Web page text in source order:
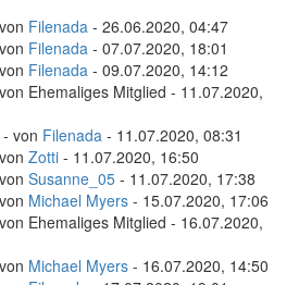
Filenada - 26.06.2020, 04:47
Filenada - 07.07.2020, 18:01
Filenada - 09.07.2020, 14:12
Ehemaliges Mitglied - 11.07.2020,
- von Filenada - 11.07.2020, 08:31
Zotti - 11.07.2020, 16:50
Susanne_05 - 11.07.2020, 17:38
Michael Myers - 15.07.2020, 17:06
Ehemaliges Mitglied - 16.07.2020,
Michael Myers - 16.07.2020, 14:50